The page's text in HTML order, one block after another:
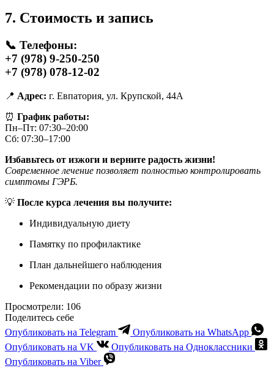
7. Стоимость и запись
📞 Телефоны:
+7 (978) 9-250-250
+7 (978) 078-12-02
📍 Адрес: г. Евпатория, ул. Крупской, 44А
⏰ График работы:
Пн–Пт: 07:30–20:00
Сб: 07:30–17:00
Избавьтесь от изжоги и верните радость жизни!
Современное лечение позволяет полностью контролировать
симптомы ГЭРБ.
💡 После курса лечения вы получите:
Индивидуальную диету
Памятку по профилактике
План дальнейшего наблюдения
Рекомендации по образу жизни
Просмотрели: 106
Поделитесь себе
Опубликовать на Telegram
Опубликовать на WhatsApp
Опубликовать на VK
Опубликовать на Одноклассники
Опубликовать на Viber